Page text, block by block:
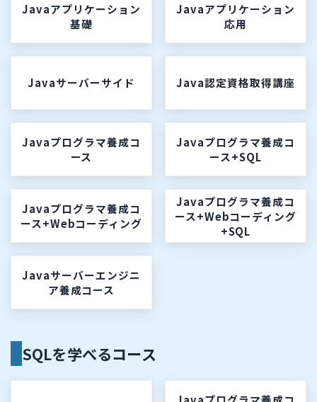
Javaアプリケーション
基礎
Javaアプリケーション
応用
Javaサーバーサイド Java認定資格取得講座
Javaプログラマ養成コ
ース
Javaプログラマ養成コ
ース+SQL
Javaプログラマ養成コ
ース+Webコーディング
Javaプログラマ養成コ
ース+Webコーディング
+SQL
Javaサーバーエンジニ
ア養成コース
SQLを学べるコース